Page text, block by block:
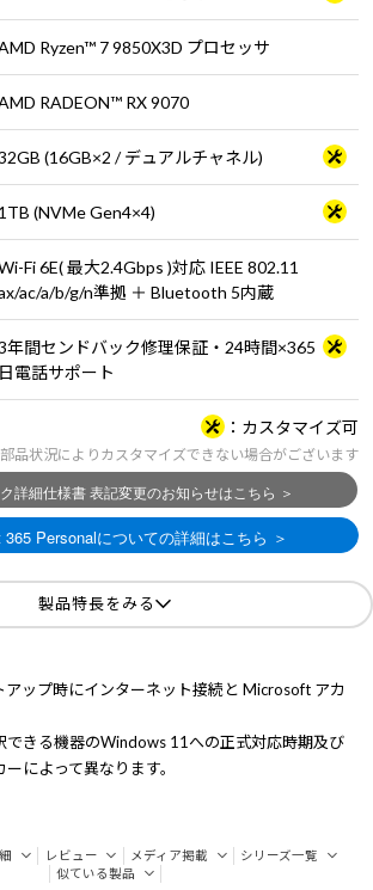
Ryzen™ 7 9850X3D プロセッサ
RADEON™ RX 9070
(16GB×2 / デュアルチャネル)
1TB (NVMe Gen4×4)
Fi 6E( 最大2.4Gbps )対応 IEEE 802.11
ac/a/b/g/n準拠 ＋ Bluetooth 5内蔵
年間センドバック修理保証・24時間×365
日電話サポート
カスタマイズ可
品状況によりカスタマイズできない場合がございます
製品特長をみる
ップ時にインターネット接続と Microsoft アカ
きる機器のWindows 11への正式対応時期及び
によって異なります。
レビュー メディア掲載
シリーズ一覧
似ている製品